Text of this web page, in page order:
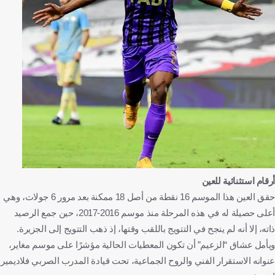
أرقام استثنائية للعين
حقق العين هذا الموسم 16 نقطة من أصل 18 ممكنة بعد مرور 6 جولات، وهي
أعلى حصيلة له في هذه المرحلة منذ موسم 2016-2017، حين جمع الرصيد
ذاته، إلا أنه لم ينجح في التتويج باللقب وقتها، إذ ذهب التتويج إلى الجزيرة.
ويأمل عشاق “الزعيم” أن تكون المعطيات الحالية مؤشرًا على موسم مغاير،
عنوانه الاستقرار الفني والروح الجماعية، تحت قيادة المدرب الصربي فلاديمير